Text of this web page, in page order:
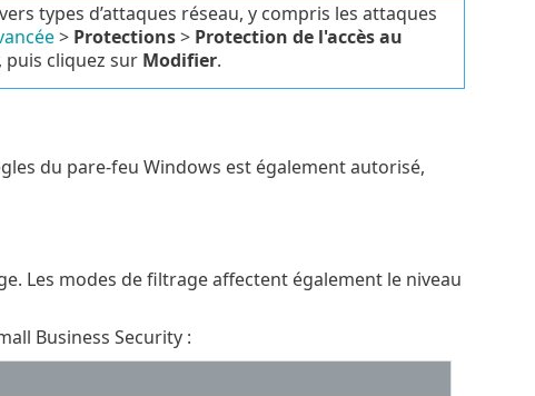
types d’attaques réseau, y compris les attaques
> Protections> Protection de l'accès au
puis cliquez sur Modifier.
du pare-feu Windows est également autorisé,
Les modes de filtrage affectent également le niveau
Business Security :